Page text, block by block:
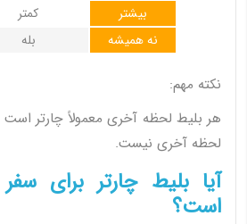
کمتر
بیشتر
بله نه همیشه
نکته مهم:
هر بلیط لحظه آخری معمولاً چارتر است
لحظه آخری نیست.
آیا بلیط چارتر برای
است؟